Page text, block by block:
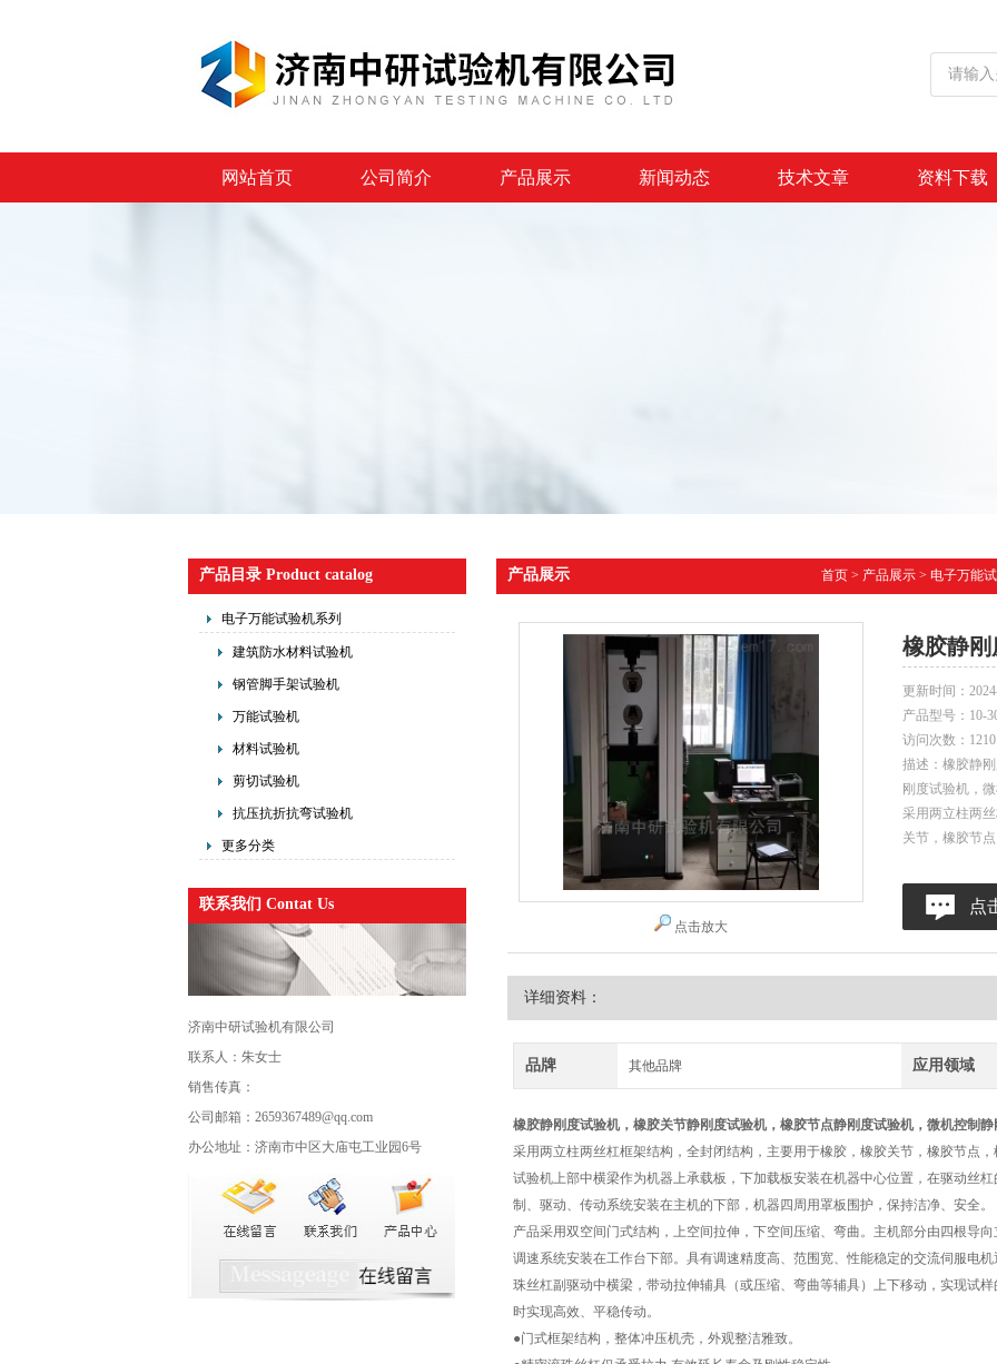
网站首页 公司简介 产品展示 新闻动态 技术文章 资料下载
产品目录 Product catalog
电子万能试验机系列
建筑防水材料试验机
钢管脚手架试验机
万能试验机
材料试验机
剪切试验机
抗压抗折抗弯试验机
更多分类
联系我们 Contat Us
济南中研试验机有限公司
联系人：朱女士
销售传真：
公司邮箱：2659367489@qq.com
办公地址：济南市中区大庙屯工业园6号
产品展示 首页> 产品展示> 电子万能
点击放大
橡胶静
更新时间：
产品型号： 10-
访问次数： 1210
描述：橡胶静
刚度试验机，
采用两立柱两
关节，橡胶节
点
详细资料：
品牌 其他品牌 应用领域
橡胶静刚度试验机，橡胶关节静刚度试验机，橡胶节点静刚度试验机，微机控制静
采用两立柱两丝杠框架结构，全封闭结构，主要用于橡胶，橡胶关节，橡胶节点，
试验机上部中横梁作为机器上承载板，下加载板安装在机器中心位置，在驱动丝
制、驱动、传动系统安装在主机的下部，机器四周用罩板围护，保持洁净、安全。
产品采用双空间门式结构，上空间拉伸，下空间压缩、弯曲。主机部分由四根导
调速系统安装在工作台下部。具有调速精度高、范围宽、性能稳定的交流伺服电
珠丝杠副驱动中横梁，带动拉伸辅具（或压缩、弯曲等辅具）上下移动，实现试
时实现高效、平稳传动。
●门式框架结构，整体冲压机壳，外观整洁雅致。